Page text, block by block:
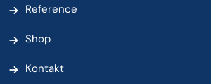
Reference
Shop
Kontakt